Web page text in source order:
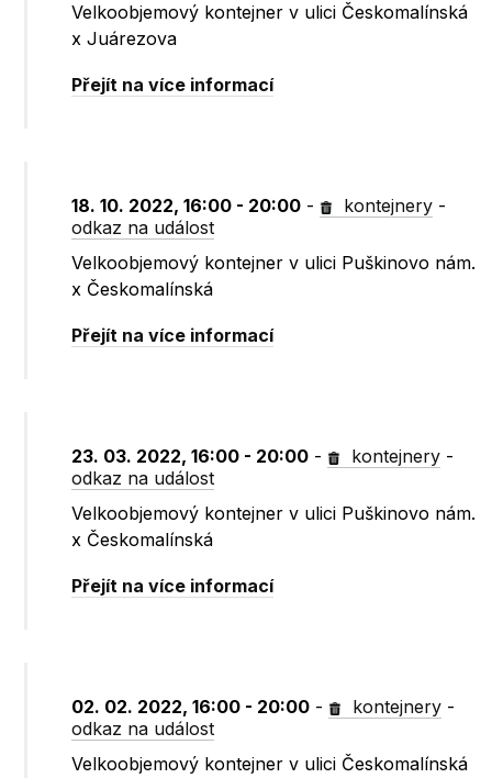
Velkoobjemový kontejner v ulici Českomalínská
x Juárezova
Přejít na více informací
18. 10. 2022, 16:00 - 20:00 - kontejnery -
odkaz na událost
Velkoobjemový kontejner v ulici Puškinovo nám.
x Českomalínská
Přejít na více informací
23. 03. 2022, 16:00 - 20:00 - kontejnery -
odkaz na událost
Velkoobjemový kontejner v ulici Puškinovo nám.
x Českomalínská
Přejít na více informací
02. 02. 2022, 16:00 - 20:00 - kontejnery -
odkaz na událost
Velkoobjemový kontejner v ulici Českomalínská